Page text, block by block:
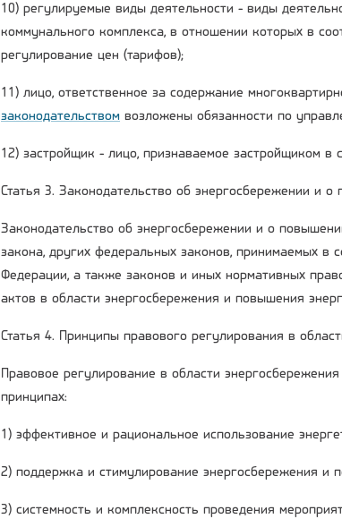
10) регулируемые виды деятельности - виды
коммунального комплекса, в отношении которых в
регулирование цен (тарифов);
11) лицо, ответственное за содержание
законодательством возложены обязанности по
12) застройщик - лицо, признаваемое застройщиком в
Статья 3. Законодательство об энергосбережении и
Законодательство об энергосбережении и о
закона, других федеральных законов, принимаемых в
Федерации, а также законов и иных нормативных
актов в области энергосбережения и повышения
Статья 4. Принципы правового регулирования в
Правовое регулирование в области
принципах:
1) эффективное и рациональное использование
2) поддержка и стимулирование энергосбережения и
3) системность и комплексность проведения